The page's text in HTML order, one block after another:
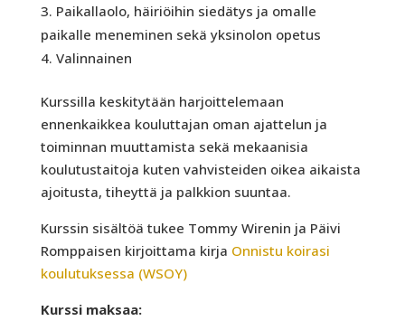
Paikallaolo, häiriöihin siedätys ja omalle
paikalle meneminen sekä yksinolon opetus
Valinnainen
Kurssilla keskitytään harjoittelemaan
ennenkaikkea kouluttajan oman ajattelun ja
toiminnan muuttamista sekä mekaanisia
koulutustaitoja kuten vahvisteiden oikea aikaista
ajoitusta, tiheyttä ja palkkion suuntaa.
Kurssin sisältöä tukee Tommy Wirenin ja Päivi
Romppaisen kirjoittama kirja Onnistu koirasi
koulutuksessa (WSOY)
Kurssi maksaa: